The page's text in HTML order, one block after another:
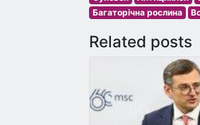
Багаторічна рослина
Related posts